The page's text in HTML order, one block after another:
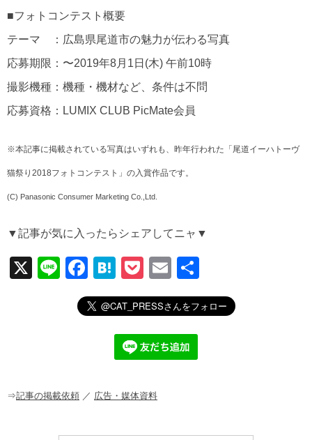
■フォトコンテスト概要
テーマ ：広島県尾道市の魅力が伝わる写真
応募期限：〜2019年8月1日(木) 午前10時
撮影機種：機種・機材など、条件は不問
応募資格：LUMIX CLUB PicMate会員
※本記事に掲載されている写真はいずれも、昨年行われた「尾道イーハトーヴ
猫祭り2018フォトコンテスト」の入賞作品です。
(C) Panasonic Consumer Marketing Co.,Ltd.
▼記事が気に入ったらシェアしてニャ▼
X
Li
F
a
c
o
H
at
e
n
a
P
o
ck
et
E
m
ail
有
⇒記事の掲載依頼 ／ 広告・媒体資料